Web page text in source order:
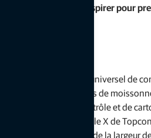
réel et vous en inspirer pour
YieldTrakk, un système universel
à la plupart des modèles de
cri en matière de contrôle et de
Horizon sur la console X de
contrôle automatique de la